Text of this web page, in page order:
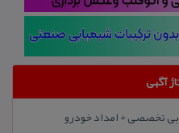
آگهی
تخصصی + امداد خودرو